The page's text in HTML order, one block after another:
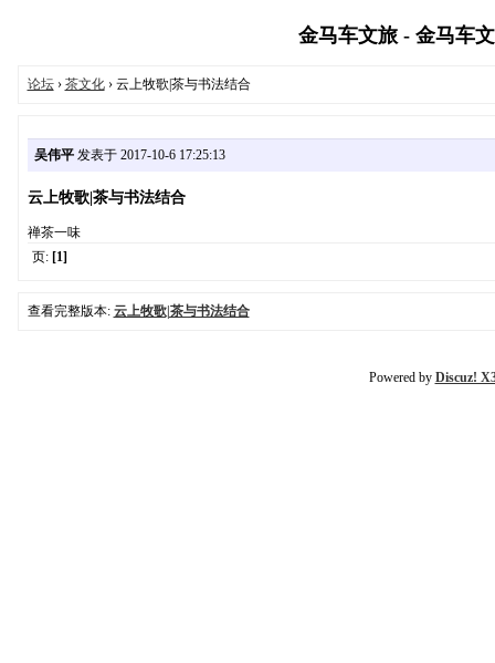
金马车文旅 - 金马车
论坛› 茶文化› 云上牧歌|茶与书法结合
吴伟平发表于 2017-10-6 17:25:13
云上牧歌|茶与书法结合
禅茶一味
页: [1]
查看完整版本: 云上牧歌|茶与书法结合
Powered by Discuz!